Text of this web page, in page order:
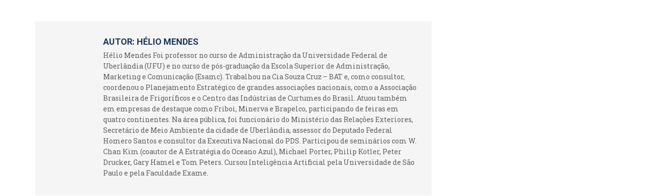
AUTOR: HÉLIO MENDES
Hélio Mendes Foi professor no curso de Administração da Universidade Federal de
Uberlândia (UFU) e no curso de pós-graduação da Escola Superior de Administração,
Marketing e Comunicação (Esamc). Trabalhou na Cia Souza Cruz – BAT e, como consultor,
coordenou o Planejamento Estratégico de grandes associações nacionais, como a Associação
Brasileira de Frigoríficos e o Centro das Indústrias de Curtumes do Brasil. Atuou também
em empresas de destaque como Friboi, Minerva e Brapelco, participando de feiras em
quatro continentes. Na área pública, foi funcionário do Ministério das Relações Exteriores,
Secretário de Meio Ambiente da cidade de Uberlândia, assessor do Deputado Federal
Homero Santos e consultor da Executiva Nacional do PDS. Participou de seminários com W.
Chan Kim (coautor de A Estratégia do Oceano Azul), Michael Porter, Philip Kotler, Peter
Drucker, Gary Hamel e Tom Peters. Cursou Inteligência Artificial pela Universidade de São
Paulo e pela Faculdade Exame.